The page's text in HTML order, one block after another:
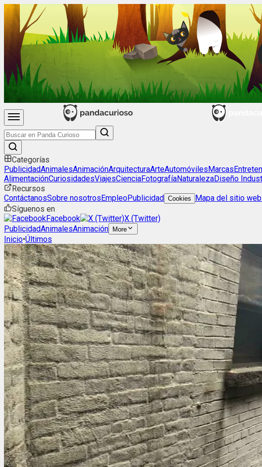
Categorías
PublicidadAnimalesAnimaciónArquitecturaArteAutomóvilesMarcas
AlimentaciónCuriosidadesViajesCienciaFotografíaNaturalezaDiseño
Recursos
ContáctanosSobre nosotrosEmpleoPublicidad Cookies Mapa del sitio web
Síguenos en
Facebook
X (Twitter)
PublicidadAnimalesAnimación More
Inicio•Últimos